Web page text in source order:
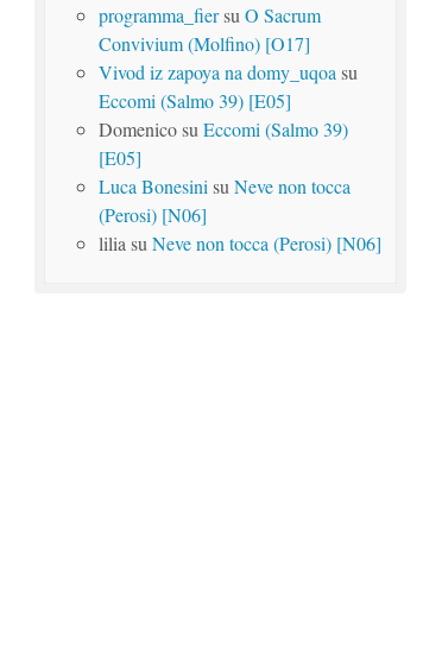
programma_fiersuO Sacrum
Convivium (Molfino) [O17]
Vivod iz zapoya na domy_uqoa su
Eccomi (Salmo 39) [E05]
DomenicosuEccomi (Salmo 39)
[E05]
Luca Bonesini suNeve non tocca
(Perosi) [N06]
lilia suNeve non tocca (Perosi) [N06]